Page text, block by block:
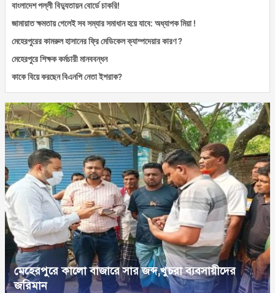
বাংলাদেশ পল্লী বিদ্যুতায়ন বোর্ডে চাকরি!
জামায়াত ক্ষমতায় গেলেই সব সম্যার সমাধান হয়ে যাবে: অধ্যাপক মিয়া !
মেহেরপুরের কামরুল হাসানের ফ্রি মেডিকেল ক্যাম্পদেয়ার কারণ ?
মেহেরপুরে শিক্ষক কর্মচারী মানববন্ধন
কাকে বিয়ে করছেন বিএনপি নেতা ইশরাক?
মেহেরপুরে কালো বাজারে সার জব্দ,খুচরা ব্যবসায়ীদের
জরিমান